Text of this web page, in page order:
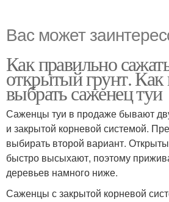
Вас может
Как правильно
открытый грунт. Как
выбрать саженец туи
Саженцы туи в продаже бывают
и закрытой корневой системой.
выбирать второй вариант.
быстро высыхают, поэтому
деревьев намного ниже.
Саженцы с закрытой корневой